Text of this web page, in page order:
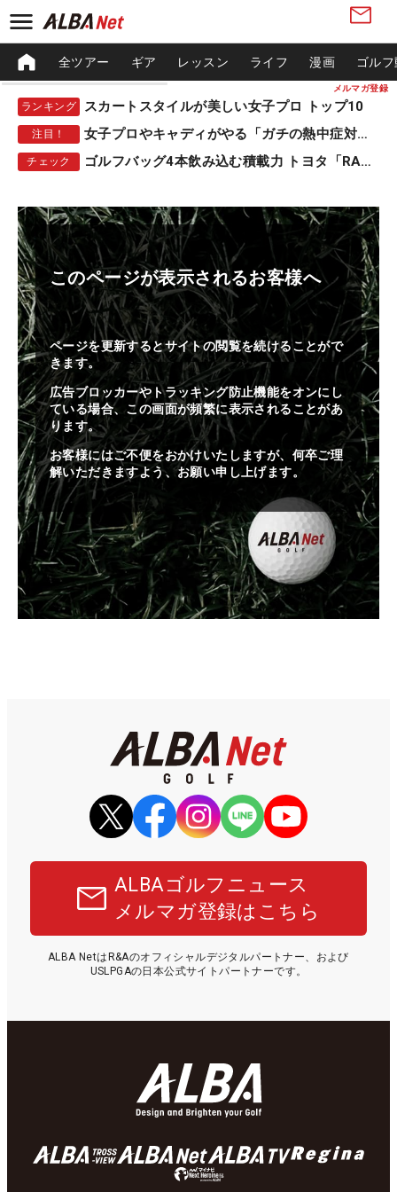
メルマガ登録
全ツアー ギア レッスン ライフ 漫画 ゴル
ランキング スカートスタイルが美しい女子プロ トップ10
注目！ 女子プロやキャディがやる「ガチの熱中症対策」
チェック ゴルフバッグ4本飲み込む積載力 トヨタ「RAV4」
このページが表示されるお客様へ
ページを更新するとサイトの閲覧を続けることがで
きます。
広告ブロッカーやトラッキング防止機能をオンにし
ている場合、この画面が頻繁に表示されることがあ
ります。
お客様にはご不便をおかけいたしますが、何卒ご理
解いただきますよう、お願い申し上げます。
ALBAゴルフニュース
メルマガ登録はこちら
ALBA NetはR&Aのオフィシャルデジタルパートナー、および
USLPGAの日本公式サイトパートナーです。